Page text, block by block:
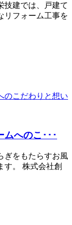
技建では、戸建て
リフォーム工事を
へのこ･･･
ぎをもたらすお風
す。 株式会社創